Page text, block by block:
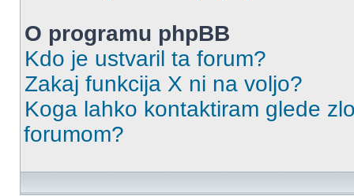
O programu phpBB
Kdo je ustvaril ta forum?
Zakaj funkcija X ni na voljo?
Koga lahko kontaktiram glede
forumom?